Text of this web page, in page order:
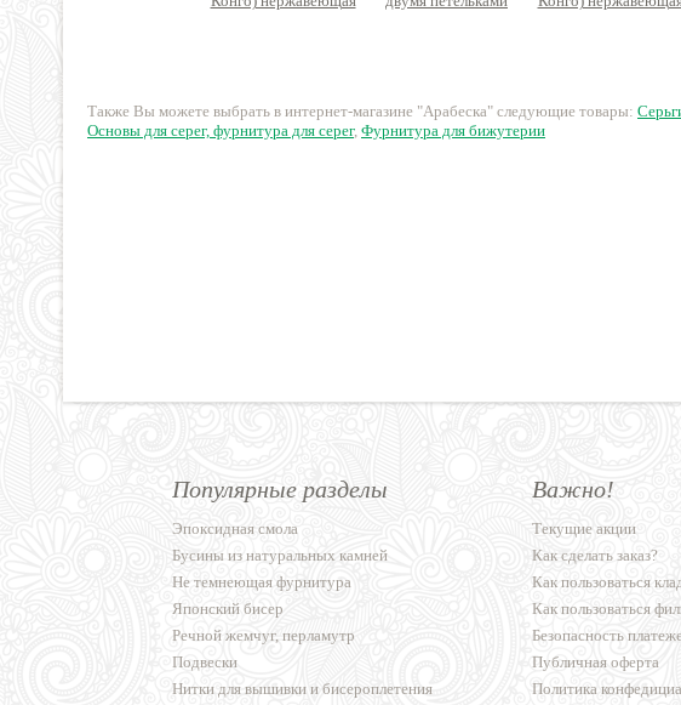
Также Вы можете выбрать в интернет-магазине "Арабеска" следующие товары:
Основы для серег, фурнитура для серег, Фурнитура для бижутерии
Популярные разделы
Эпоксидная смола
Бусины из натуральных камней
Не темнеющая фурнитура
Японский бисер
Речной жемчуг, перламутр
Подвески
Нитки для вышивки и бисероплетения
Важно!
Текущие акции
Как сделать заказ?
Как пользоваться
Как пользоваться
Безопасность
Публичная оферта
Политика